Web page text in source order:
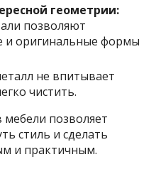
геометрии:
позволяют
и оригинальные формы
не впитывает
чистить.
позволяет
стиль и сделать
и практичным.